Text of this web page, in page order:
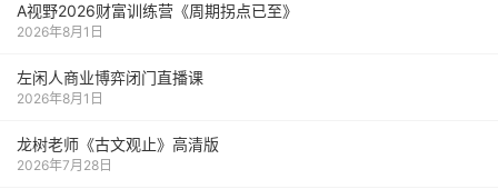
A视野2026财富训练营《周期拐点已至》
2026年8月1日
左闲人商业博弈闭门直播课
2026年8月1日
龙树老师《古文观止》高清版
2026年7月28日